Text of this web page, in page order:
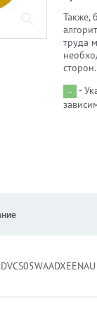
Также,
труда
сторон.
-